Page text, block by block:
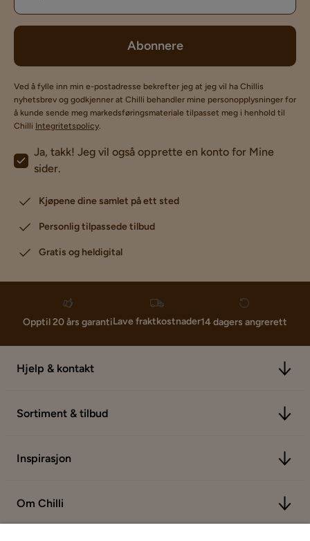
Abonnere
Ved å fylle inn min e-postadresse bekrefter jeg at jeg vil ha Chillis
nyhetsbrev og godkjenner at Chilli behandler mine personopplysninger for
å kunde sende meg markedsføringsmateriale tilpasset meg i henhold til
Chilli Integritetspolicy.
Ja, takk! Jeg vil også opprette en konto for Mine
sider.
Kjøpene dine samlet på ett sted
Personlig tilpassede tilbud
Gratis og heldigital
Opptil 20 års garantiLave fraktkostnader14 dagers angrerett
Hjelp & kontakt
Sortiment & tilbud
Inspirasjon
Om Chilli